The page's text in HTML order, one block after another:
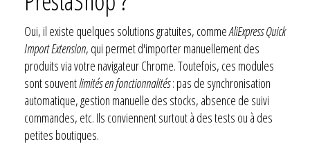
Oui, il existe quelques solutions gratuites, commeAliExpress Quick
Import Extension, qui permet d'importer manuellement des
produits via votre navigateur Chrome. Toutefois, ces modules
sont souventlimités en fonctionnalités: pas de synchronisation
automatique, gestion manuelle des stocks, absence de suivi
commandes, etc. Ils conviennent surtout à des tests ou à des
petites boutiques.